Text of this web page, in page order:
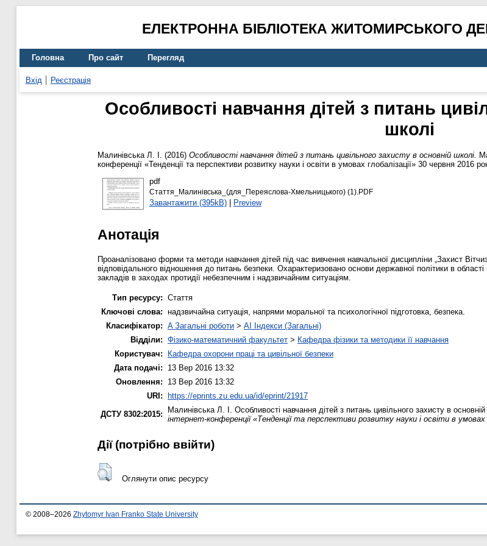
ЕЛЕКТРОННА БІБЛІОТЕКА ЖИТОМИРСЬКОГО
Головна Про сайт Перегляд
Вхід Реєстрація
Особливості навчання дітей з питань
школі
Малинівська Л. І. (2016) Особливості навчання дітей з питань цивільного захисту в основній школі.
конференції «Тенденції та перспективи розвитку науки і освіти в умовах глобалізації» 30 червня 2016
pdf
Стаття_Малинівська_(для_Переяслова-Хмельницького) (1).PDF
Завантажити (395kB)| Preview
Анотація
Проаналізовано форми та методи навчання дітей під час вивчення навчальної дисципліни „Захист
відповідального відношення до питань безпеки. Охарактеризовано основи державної політики в області
закладів в заходах протидії небезпечним і надзвичайним ситуаціям.
Тип ресурсу: Стаття
Ключові слова: надзвичайна ситуація, напрями моральної та психологічної підготовка, безпека.
Класифікатор: A Загальні роботи > AI Індекси (Загальні)
Відділи: Фізико-математичний факультет > Кафедра фізики та методики її навчання
Користувач:
Кафедра охорони праці та цивільної безпеки
Дата подачі:
13 Вер 2016 13:32
Оновлення:
13 Вер 2016 13:32
URI: https://eprints.zu.edu.ua/id/eprint/21917
ДСТУ 8302:2015:
Малинівська Л. І. Особливості навчання дітей з питань цивільного захисту в основній
інтернет-конференції «Тенденції та перспективи розвитку науки і освіти в умовах
Дії ​​(потрібно ввійти)
Оглянути опис ресурсу
© 2008–2026 Zhytomyr Ivan Franko State University